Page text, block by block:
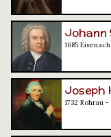
Johann
1685
Joseph
1732 Rohrau